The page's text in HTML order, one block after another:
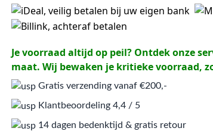
Je voorraad altijd op peil? Ontdek onze
maat. Wij bewaken je kritieke voorraad,
Gratis verzending vanaf €200,-
Klantbeoordeling 4,4 / 5
14 dagen bedenktijd & gratis retour